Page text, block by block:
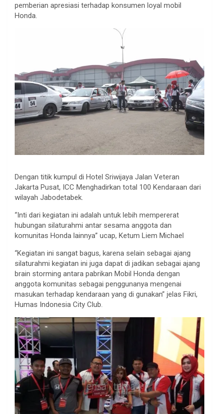
pemberian apresiasi terhadap konsumen loyal mobil
Honda.
Dengan titik kumpul di Hotel Sriwijaya Jalan Veteran
Jakarta Pusat, ICC Menghadirkan total 100 Kendaraan dari
wilayah Jabodetabek.
“Inti dari kegiatan ini adalah untuk lebih mempererat
hubungan silaturahmi antar sesama anggota dan
komunitas Honda lainnya” ucap, Ketum Liem Michael
“Kegiatan ini sangat bagus, karena selain sebagai ajang
silaturahmi kegiatan ini juga dapat di jadikan sebagai ajang
brain storming antara pabrikan Mobil Honda dengan
anggota komunitas sebagai penggunanya mengenai
masukan terhadap kendaraan yang di gunakan” jelas Fikri,
Humas Indonesia City Club.